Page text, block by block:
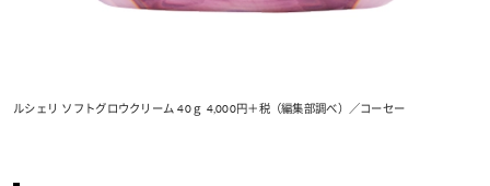
ルシェリ ソフトグロウクリーム 40ｇ 4,000円＋税（編集部調べ）／コーセー